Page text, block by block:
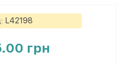
L42198
грн